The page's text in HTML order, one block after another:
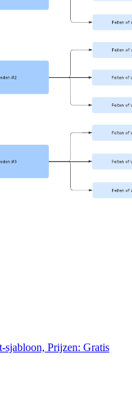
sjabloon, Prijzen: Gratis